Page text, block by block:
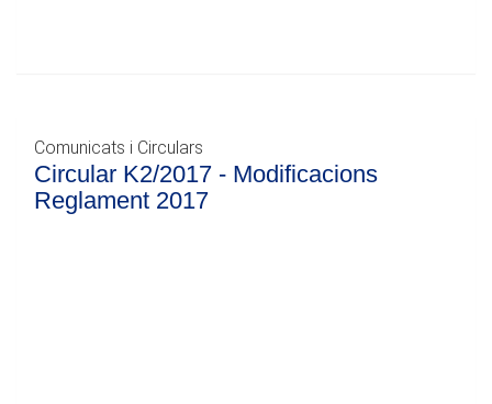
Comunicats i Circulars
Circular K2/2017 - Modificacions
Reglament 2017